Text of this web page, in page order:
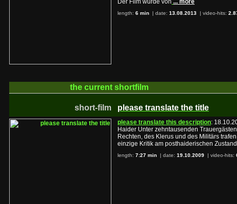
Der Film wurde von ... more
length: 6 min | date: 13.08.2013 | video-hits:
the current shortfilm
short-film please translate the title
please translate this description:
Haider Unter zehntausenden
Rechten, des Klerus und des Militärs
einzige Kritik am posthaiderischen
length: 7:27 min | date: 19.10.2009 | video-hits: